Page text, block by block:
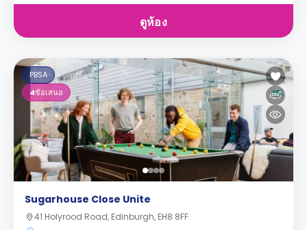
ดูห้อง
PBSA
4ข้อเสนอ
Sugarhouse Close Unite
41 Holyrood Road, Edinburgh, EH8 8FF